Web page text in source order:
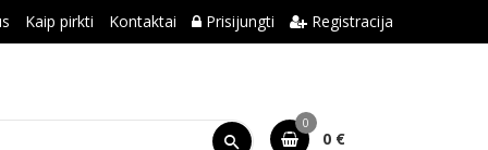
Kaip pirkti Kontaktai Prisijungti Registracija
0
0 €